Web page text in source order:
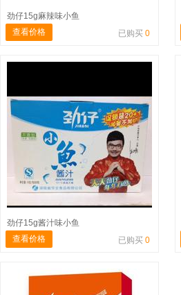
劲仔15g麻辣味小鱼
查看价格
已购买 0
劲仔15g酱汁味小鱼
查看价格
已购买 0